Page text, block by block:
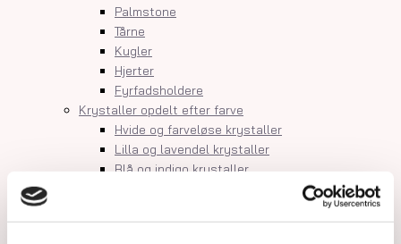
Palmstone
Tårne
Kugler
Hjerter
Fyrfadsholdere
Krystaller opdelt efter farve
Hvide og farveløse krystaller
Lilla og lavendel krystaller
Blå og indigo krystaller
Gule og guld krystaller